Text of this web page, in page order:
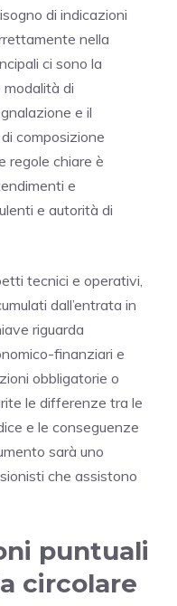
di indicazioni
nella
ci sono la
modalità di
e il
composizione
regole chiare è
e
e autorità di
tecnici e operativi,
dall’entrata in
riguarda
finanziari e
obbligatorie o
le differenze tra le
e le conseguenze
sarà uno
che assistono
puntuali
circolare